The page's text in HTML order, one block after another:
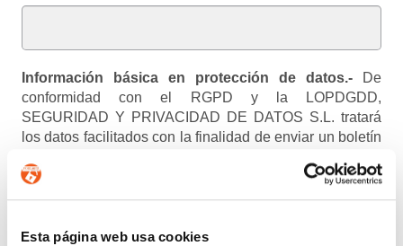
Esta página web usa cookies
Información básica en protección de datos.- De
conformidad con el RGPD y la LOPDGDD,
SEGURIDAD Y PRIVACIDAD DE DATOS S.L. tratará
los datos facilitados con la finalidad de enviar un boletín
información acerca del tratamiento de sus datos y
ejercer sus derechos, visite nuestra política de privacidad.
ENTIENDO Y ACEPTO el tratamiento de mis